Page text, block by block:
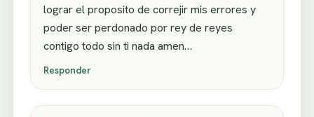
lograr el proposito de correjir mis errores y
poder ser perdonado por rey de reyes
contigo todo sin ti nada amen…
Responder